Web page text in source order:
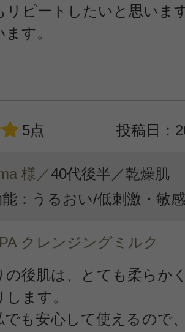
リピートしたいと思いま
す。
5点 投稿日：
様／40代後半／乾燥肌
：うるおい/低刺激・敏
クレンジングミルク
の後肌は、とても柔らか
ます。
でも安心して使えるので